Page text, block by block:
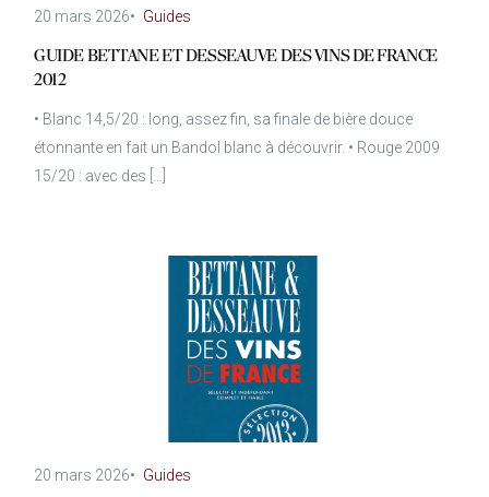
20 mars 2026• Guides
GUIDE BETTANE ET DESSEAUVE DES VINS DE FRANCE
2012
• Blanc 14,5/20 : long, assez fin, sa finale de bière douce
étonnante en fait un Bandol blanc à découvrir. • Rouge 2009
15/20 : avec des […]
20 mars 2026• Guides